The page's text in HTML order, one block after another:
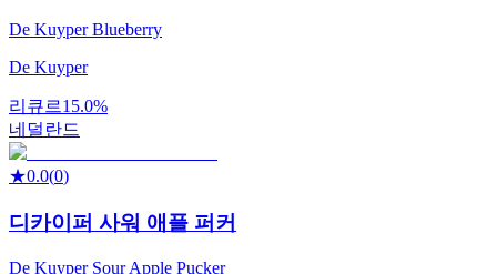
De Kuyper Blueberry
De Kuyper
리큐르15.0%
네덜란드
★0.0(0)
디카이퍼 사워 애플 퍼커
De Kuyper Sour Apple Pucker